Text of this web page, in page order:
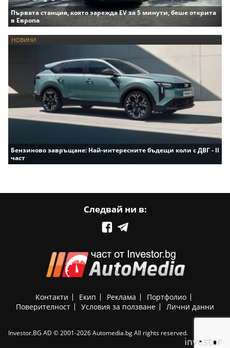
Първата станция, която зарежда EV за 5 минути, беше открита
в Европа
НОВИНИ
Бензиново завръщане: Най-интересните бъдещи коли с ДВГ - II
част
Следвай ни в:
Контакти Екип Реклама
Портфолио
Поверителност
Условия за ползване Лични данни
Investor.BG AD © 2001-2026 Automedia.bg All rights reserved.